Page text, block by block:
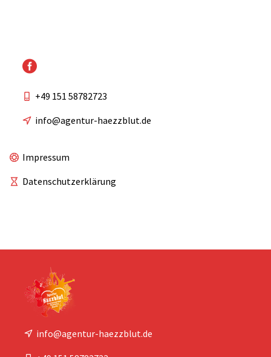
+49 151 58782723
info@agentur-haezzblut.de
Impressum
Datenschutzerklärung
info@agentur-haezzblut.de